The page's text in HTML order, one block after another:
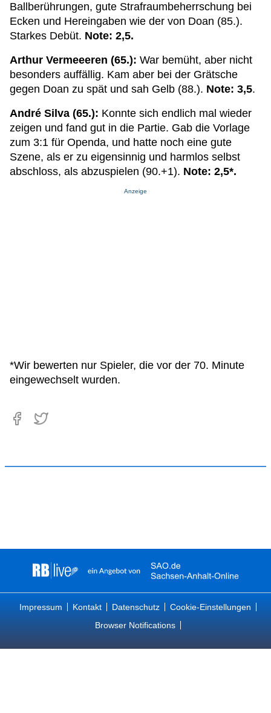
Ballberührungen, gute Strafraumbeherrschung bei
Ecken und Hereingaben wie der von Doan (85.).
Starkes Debüt. Note: 2,5.
Arthur Vermeeeren (65.): War bemüht, aber nicht
besonders auffällig. Kam aber bei der Grätsche
gegen Doan zu spät und sah Gelb (88.). Note: 3,5.
André Silva (65.): Konnte sich endlich mal wieder
zeigen und fand gut in die Partie. Gab die Vorlage
zum 3:1 für Openda, und hatte noch eine gute
Szene, als er zu eigensinnig und harmlos selbst
abschloss, als abzuspielen (90.+1). Note: 2,5*.
Anzeige
*Wir bewerten nur Spieler, die vor der 70. Minute
eingewechselt wurden.
Impressum Kontakt Datenschutz
Cookie-Einstellungen
Browser Notifications